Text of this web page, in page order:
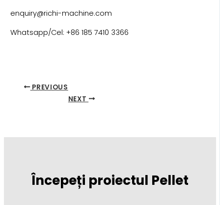
enquiry@richi-machine.com
Whatsapp/Cel: +86 185 7410 3366
PREVIOUS
NEXT
Începeți proiectul Pellet